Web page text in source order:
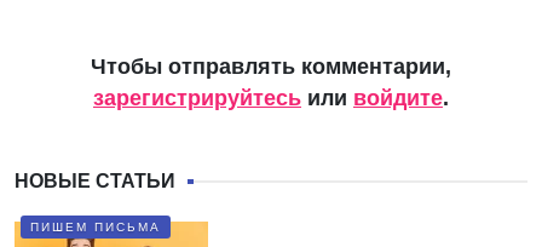
Чтобы отправлять комментарии,
зарегистрируйтесь или войдите.
НОВЫЕ СТАТЬИ
ПИШЕМ ПИСЬМА